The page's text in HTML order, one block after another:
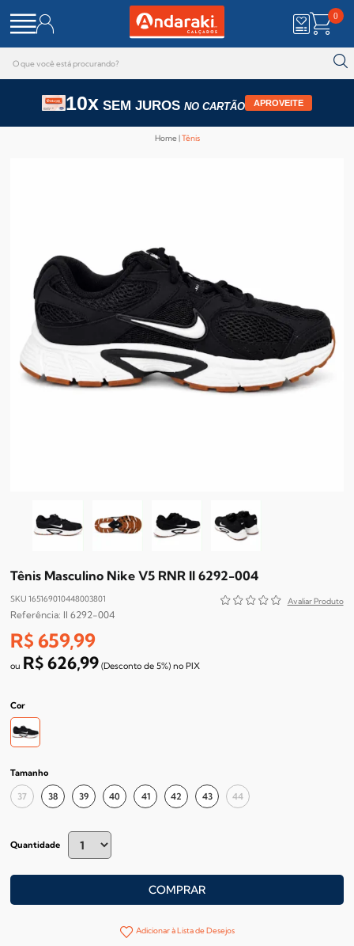
0
10x SEM JUROS NO CARTÃO APROVEITE
Home Tênis
Tênis Masculino Nike V5 RNR II 6292-004
SKU 165169010448003801
II 6292-004
R$ 659,99
R$ 626,99 (Desconto de 5%) no PIX
Cor
Tamanho
37 38 39 40 41 42 43 44
Quantidade
COMPRAR
Adicionar à Lista de Desejos